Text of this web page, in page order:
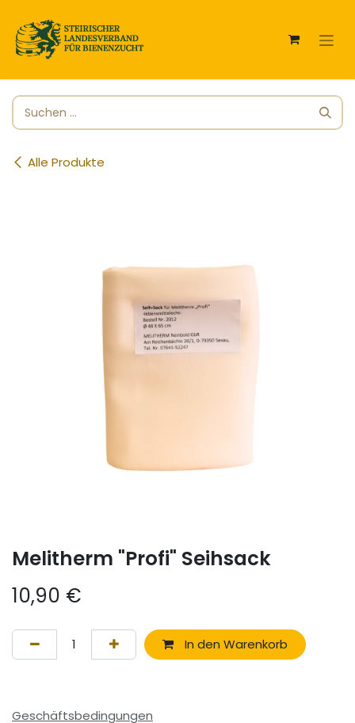
Alle Produkte
Melitherm "Profi" Seihsack
10,90 €
In den Warenkorb
Geschäftsbedingungen